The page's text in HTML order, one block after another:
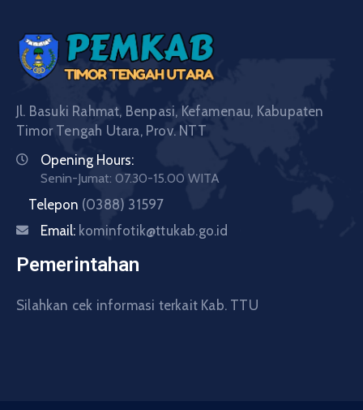
Jl. Basuki Rahmat, Benpasi, Kefamenau, Kabupaten
Timor Tengah Utara, Prov. NTT
Opening Hours:
Senin-Jumat: 07.30-15.00 WITA
Telepon (0388) 31597
Email: kominfotik@ttukab.go.id
Pemerintahan
Silahkan cek informasi terkait Kab. TTU